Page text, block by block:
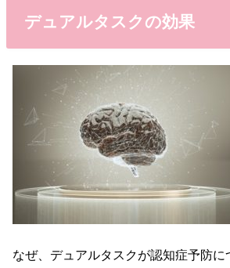
デュアルタスクの効果
なぜ、デュアルタスクが認知症予防に